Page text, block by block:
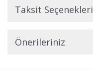
Taksit Seçenekleri
Önerileriniz